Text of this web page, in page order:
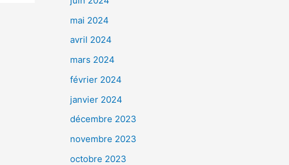
mai 2024
avril 2024
mars 2024
février 2024
janvier 2024
décembre 2023
novembre 2023
octobre 2023